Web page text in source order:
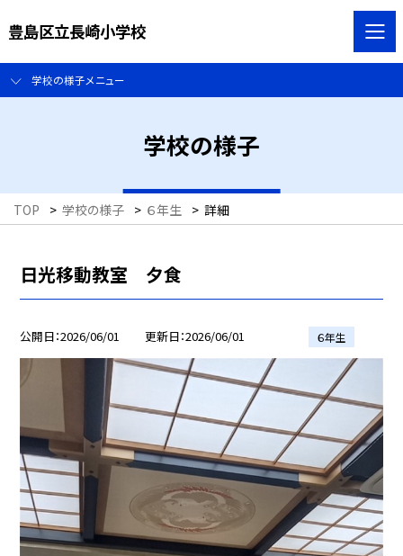
豊島区立長崎小学校
学校の様子メニュー
学校の様子
TOP > 学校の様子 > ６年生 > 詳細
日光移動教室 夕食
公開日 2026/06/01 更新日 2026/06/01 ６年生